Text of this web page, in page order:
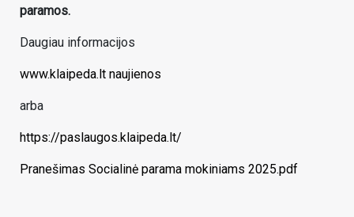
paramos.
Daugiau informacijos
www.klaipeda.lt naujienos
arba
https://paslaugos.klaipeda.lt/
Pranešimas Socialinė parama mokiniams 2025.pdf